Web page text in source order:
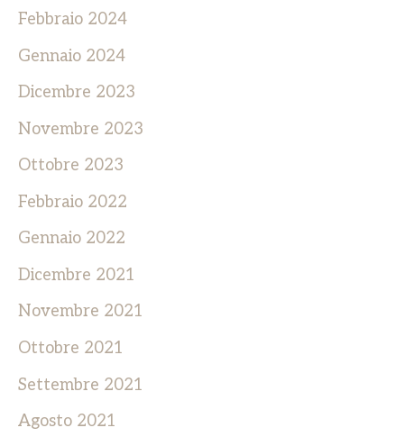
Febbraio 2024
Gennaio 2024
Dicembre 2023
Novembre 2023
Ottobre 2023
Febbraio 2022
Gennaio 2022
Dicembre 2021
Novembre 2021
Ottobre 2021
Settembre 2021
Agosto 2021